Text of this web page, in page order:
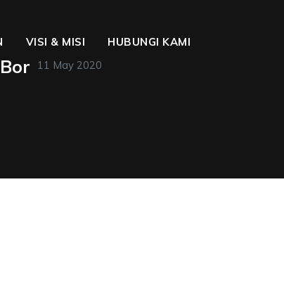
VISI & MISI
HUBUNGI KAMI
11 May 2020